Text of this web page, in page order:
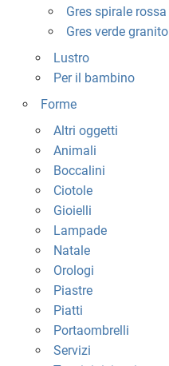
Gres spirale rossa
Gres verde granito
Lustro
Per il bambino
Forme
Altri oggetti
Animali
Boccalini
Ciotole
Gioielli
Lampade
Natale
Orologi
Piastre
Piatti
Portaombrelli
Servizi